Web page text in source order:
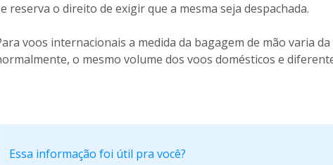
reserva o direito de exigir que a mesma seja despachada.
voos internacionais a medida da bagagem de mão varia
o mesmo volume dos voos domésticos e
Essa informação foi útil pra você?